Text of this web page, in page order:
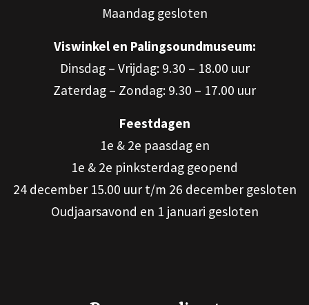
Maandag gesloten
Viswinkel en Palingsoundmuseum:
Dinsdag – Vrijdag: 9.30 – 18.00 uur
Zaterdag – Zondag: 9.30 – 17.00 uur
Feestdagen
1e & 2e paasdag en
1e & 2e pinksterdag geopend
24 december 15.00 uur t/m 26 december gesloten
Oudjaarsavond en 1 januari gesloten